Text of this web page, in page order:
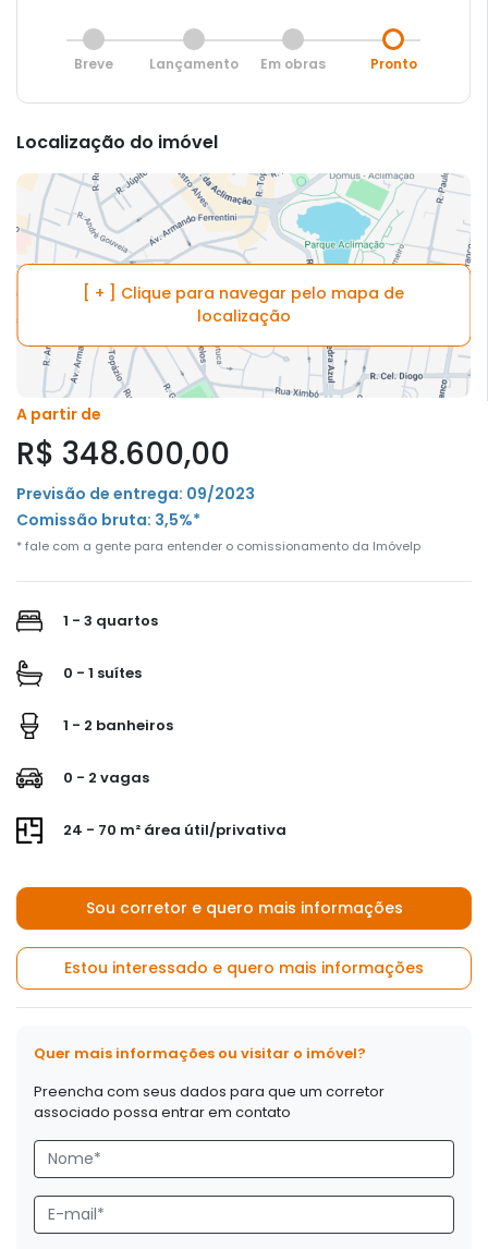
Breve Lançamento Em obras Pronto
Localização do imóvel
[ + ] Clique para navegar pelo mapa de
localização
A partir de
R$ 348.600,00
Previsão de entrega: 09/2023
Comissão bruta: 3,5%*
* fale com a gente para entender o comissionamento da Imóvelp
1 - 3 quartos
0 - 1 suítes
1 - 2 banheiros
0 - 2 vagas
24 - 70 m² área útil/privativa
Sou corretor e quero mais informações
Estou interessado e quero mais informações
Quer mais informações ou visitar o imóvel?
Preencha com seus dados para que um corretor
associado possa entrar em contato